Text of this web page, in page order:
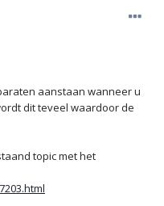
aanstaan wanneer u
dit teveel waardoor de
topic met het